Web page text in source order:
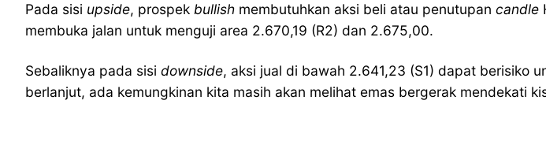
Pada sisi upside, prospek bullish membutuhkan aksi beli atau penutupan candle
membuka jalan untuk menguji area 2.670,19 (R2) dan 2.675,00.
Sebaliknya pada sisi downside, aksi jual di bawah 2.641,23 (S1) dapat berisiko
berlanjut, ada kemungkinan kita masih akan melihat emas bergerak mendekati